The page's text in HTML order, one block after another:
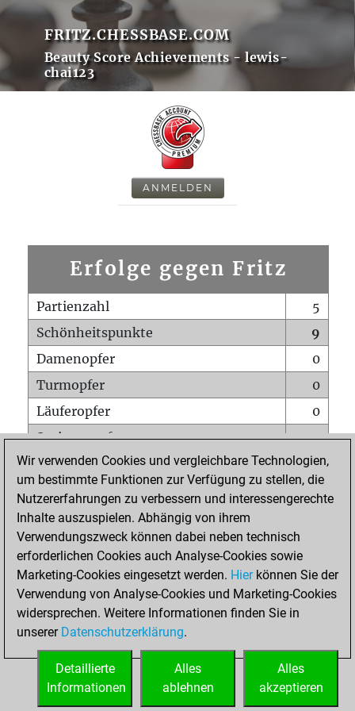
FRITZ.CHESSBASE.COM
Beauty Score Achievements - lewis-
chai123
ANMELDEN
Erfolge gegen Fritz
Partienzahl
5
Schönheitspunkte
9
Damenopfer
0
Turmopfer
0
Läuferopfer
0
Springeropfer
0
Bauernopfer
0
Matt auf vollem Brett
0
Bauer setzt Matt
Erstickte Matts
Unterverwandlungen
0
Türme auf der siebten
0
STARTSEITE
Wir verwenden Cookies und vergleichbare Technologien,
um bestimmte Funktionen zur Verfügung zu stellen, die
Nutzererfahrungen zu verbessern und interessengerechte
Inhalte auszuspielen. Abhängig von ihrem
Verwendungszweck können dabei neben technisch
erforderlichen Cookies auch Analyse-Cookies sowie
Marketing-Cookies eingesetzt werden. Hierkönnen Sie der
Verwendung von Analyse-Cookies und Marketing-Cookies
widersprechen. Weitere Informationen finden Sie in
unserer Datenschutzerklärung.
Alles
akzeptieren
Alles
ablehnen
Detaillierte
Informationen